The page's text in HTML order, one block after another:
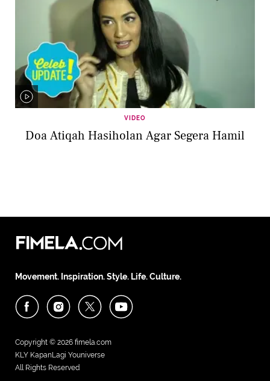
VIDEO
Doa Atiqah Hasiholan Agar Segera Hamil
Movement. Inspiration. Style. Life. Culture.
Copyright © 2026 fimela.com
KLY KapanLagi Youniverse
All Rights Reserved